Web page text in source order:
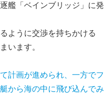
艦「ベインブリッジ」に発
ように交渉を持ちかける
います。
計画が進められ、一方でフ
から海の中に飛び込んでみ